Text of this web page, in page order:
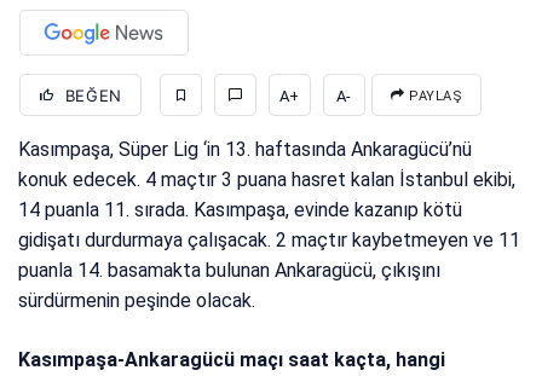
BEĞEN A+ A- PAYLAŞ
Kasımpaşa, Süper Lig ‘in 13. haftasında Ankaragücü’nü
konuk edecek. 4 maçtır 3 puana hasret kalan İstanbul ekibi,
14 puanla 11. sırada. Kasımpaşa, evinde kazanıp kötü
gidişatı durdurmaya çalışacak. 2 maçtır kaybetmeyen ve 11
puanla 14. basamakta bulunan Ankaragücü, çıkışını
sürdürmenin peşinde olacak.
Kasımpaşa-Ankaragücü maçı saat kaçta, hangi